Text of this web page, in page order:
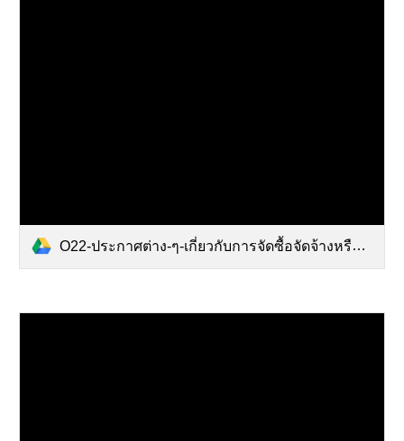
O22-ประกาศต่าง-ๆ-เกี่ยวกับการจัดซื้อจัดจ้างหรือการจัดหาพัสดุ.pdf